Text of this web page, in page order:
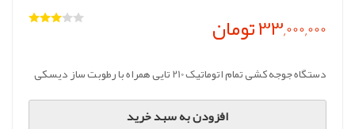
33,000,000 تومان
دستگاه جوجه کشی تمام اتوماتیک 210 تایی همراه با رطوبت ساز دیسکی
افزودن به سبد خرید